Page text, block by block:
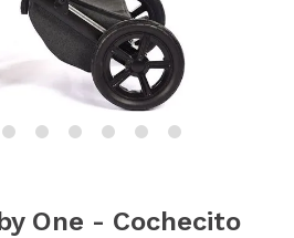
One - Cochecito